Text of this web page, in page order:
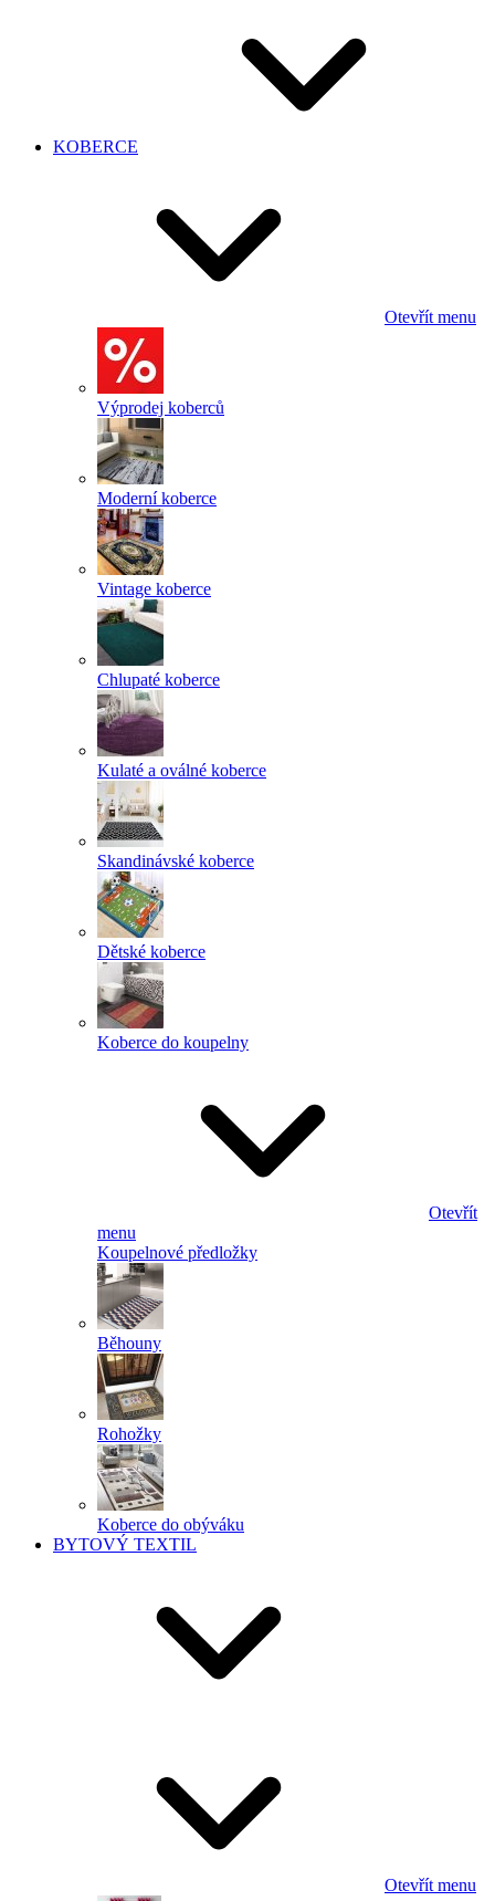
KOBERCE
Otevřít menu
Výprodej koberců
Moderní koberce
Vintage koberce
Chlupaté koberce
Kulaté a oválné koberce
Skandinávské koberce
Dětské koberce
Koberce do koupelny
Otevřít
menu
Koupelnové předložky
Běhouny
Rohožky
Koberce do obýváku
BYTOVÝ TEXTIL
Otevřít menu